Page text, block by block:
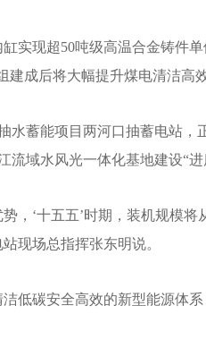
实现超50吨级高温合金铸件
成后将大幅提升煤电清洁高
水蓄能项目两河口抽蓄电站
域水风光一体化基地建设“进
，‘十五五’时期，装机规模
现场总指挥张东明说。
低碳安全高效的新型能源体